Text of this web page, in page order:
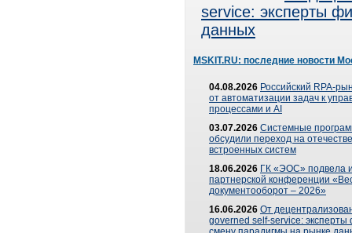
service: эксперты
данных
MSKIT.RU: последние новости
04.08.2026 Российский RPA-
от автоматизации задач к
процессами и AI
03.07.2026 Системные
обсудили переход на
встроенных систем
18.06.2026 ГК «ЭОС» подвела
партнерской конференции
документооборот – 2026»
16.06.2026 От
governed self-service: эксперты